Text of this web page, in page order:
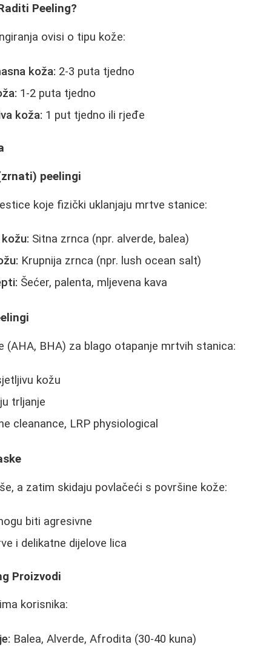
Peeling?
ovisi o tipu kože:
koža: 2-3 puta tjedno
1-2 puta tjedno
koža: 1 put tjedno ili rjeđe
peelingi
koje fizički uklanjaju mrtve stanice:
Sitna zrnca (npr. alverde, balea)
Krupnija zrnca (npr. lush ocean salt)
Šećer, palenta, mljevena kava
(AHA, BHA) za blago otapanje mrtvih stanica:
kožu
trljanje
cleanance, LRP physiological
a zatim skidaju povlačeći s površine kože:
biti agresivne
i delikatne dijelove lica
Proizvodi
korisnika:
Balea, Alverde, Afrodita (30-40 kuna)